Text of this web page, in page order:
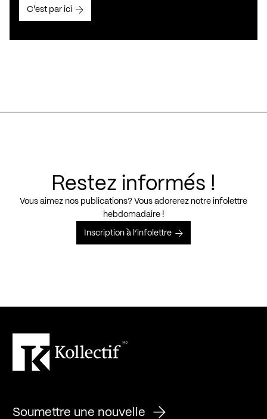
C'est par ici
Restez informés !
Vous aimez nos publications? Vous adorerez notre infolettre
hebdomadaire !
Inscription à l’infolettre
Soumettre une nouvelle